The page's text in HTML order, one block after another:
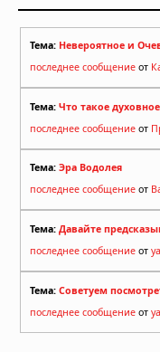
Тема: Невероятное и
последнее сообщение от
Тема: Что такое
последнее сообщение от
Тема: Эра Водолея
последнее сообщение от
Тема: Давайте
последнее сообщение от
Тема: Советуем
последнее сообщение от